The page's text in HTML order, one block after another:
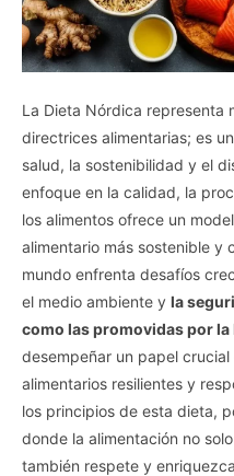
La Dieta Nórdica representa
directrices alimentarias; es
salud, la sostenibilidad y el
enfoque en la calidad, la
los alimentos ofrece un
alimentario más sostenible y
mundo enfrenta desafíos
el medio ambiente y la
como las promovidas por la
desempeñar un papel
alimentarios resilientes y
los principios de esta dieta,
donde la alimentación no
también respete y